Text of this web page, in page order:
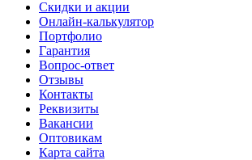
Скидки и акции
Онлайн-калькулятор
Портфолио
Гарантия
Вопрос-ответ
Отзывы
Контакты
Реквизиты
Вакансии
Оптовикам
Карта сайта